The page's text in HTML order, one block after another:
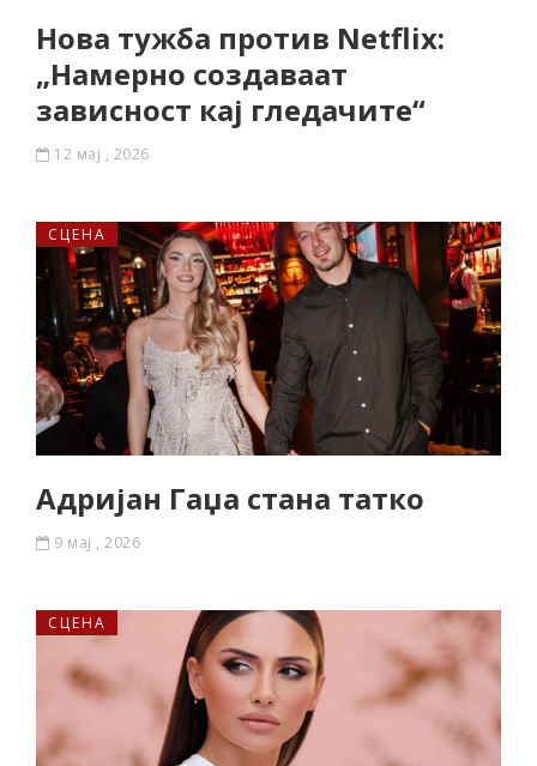
Нова тужба против Netflix:
„Намерно создаваат
зависност кај гледачите“
12 мај , 2026
СЦЕНА
Адријан Гаџа стана татко
9 мај , 2026
СЦЕНА